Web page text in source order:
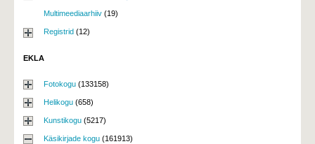
Multimeediaarhiiv (19)
Registrid (12)
EKLA
Fotokogu (133158)
Helikogu (658)
Kunstikogu (5217)
Käsikirjade kogu (161913)